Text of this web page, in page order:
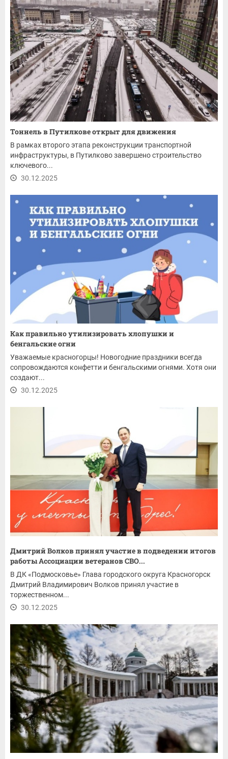
Тоннель в Путилкове открыт для движения
В рамках второго этапа реконструкции транспортной
инфраструктуры, в Путилково завершено строительство
ключевого...
30.12.2025
Как правильно утилизировать хлопушки и
бенгальские огни
Уважаемые красногорцы! Новогодние праздники всегда
сопровождаются конфетти и бенгальскими огнями. Хотя они
создают...
30.12.2025
Дмитрий Волков принял участие в подведении итогов
работы Ассоциации ветеранов СВО...
В ДК «Подмосковье» Глава городского округа Красногорск
Дмитрий Владимирович Волков принял участие в
торжественном...
30.12.2025